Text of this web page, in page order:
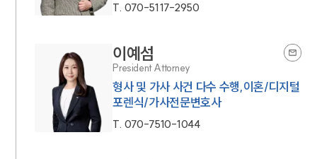
T. 070-5117-2950
이예섬
President Attorney
형사 및 가사 사건 다수 수행,이혼/디지털
포렌식/가사전문변호사
T. 070-7510-1044